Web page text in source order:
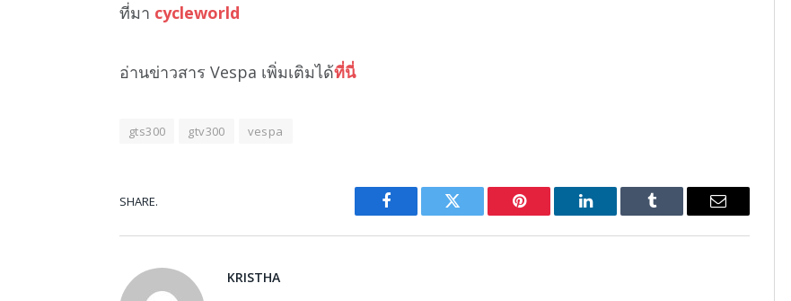
ที่มา cycleworld
อ่านข่าวสาร Vespa เพิ่มเติมได้ที่นี่
gts300 gtv300 vespa
SHARE.
Facebook Twitter Pinterest LinkedIn Tumblr Email
KRISTHA